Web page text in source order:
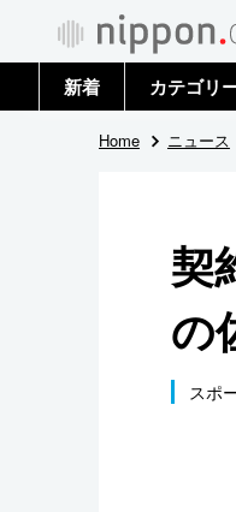
新着 カテゴリ
政治・外交
国際
社会
文化
Home ニュース
契
の
スポ